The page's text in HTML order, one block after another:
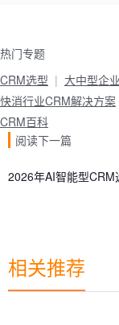
热门专题
CRM选型
大中型企
快消行业CRM解决方案
CRM百科
阅读下一篇
2026年AI智能型
相关推荐